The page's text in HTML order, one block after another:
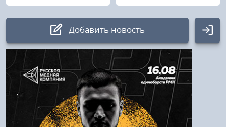
Добавить новость
Авторизация
Логин:
Пароль